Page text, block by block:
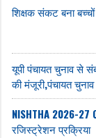
शिक्षक संकट बना बच्चों
यूपी पंचायत चुनाव से
की मंजूरी,पंचायत
NISHTHA 2026-
रजिस्ट्रेशन प्रक्रिया